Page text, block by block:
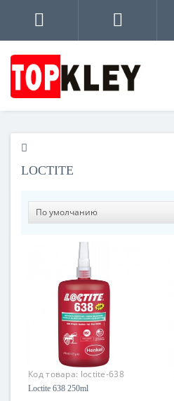
LOCTITE
Код товара: loctite-638
250ml
Loctite 638 250ml